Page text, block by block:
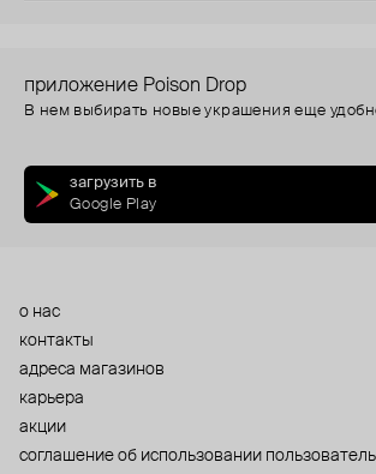
приложение Poison Drop
В нем выбирать новые украшения еще
загрузить в
Google Play
о нас
контакты
адреса магазинов
карьера
акции
cоглашение об использовании